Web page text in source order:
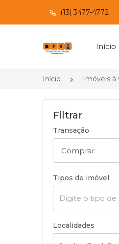
(13) 3477-4772
Página inicial
Início
Início Imóveis à
Filtrar
Transação
Tipos de imóvel
Localidades